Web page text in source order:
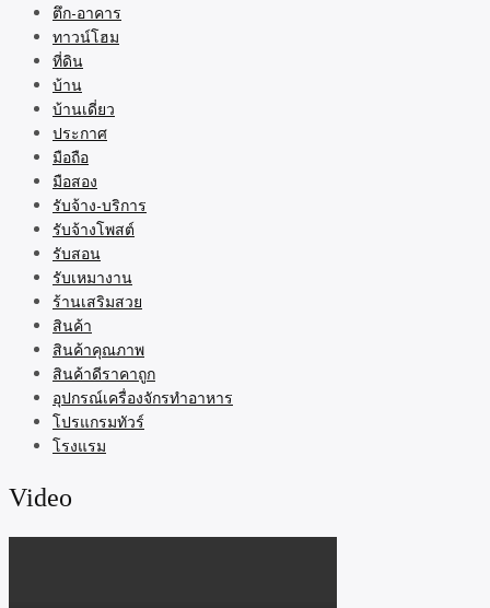
ตึก-อาคาร
ทาวน์โฮม
ที่ดิน
บ้าน
บ้านเดี่ยว
ประกาศ
มือถือ
มือสอง
รับจ้าง-บริการ
รับจ้างโพสต์
รับสอน
รับเหมางาน
ร้านเสริมสวย
สินค้า
สินค้าคุณภาพ
สินค้าดีราคาถูก
อุปกรณ์เครื่องจักรทำอาหาร
โปรแกรมทัวร์
โรงแรม
Video